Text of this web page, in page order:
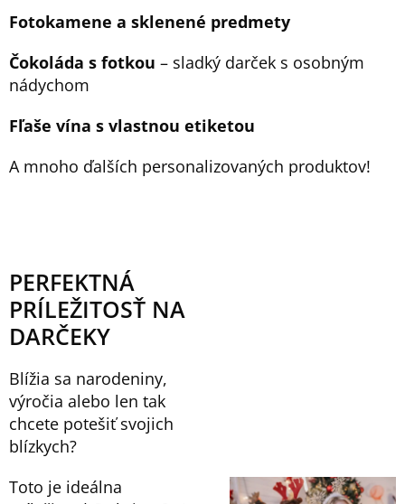
Fotokamene a sklenené predmety
Čokoláda s fotkou – sladký darček s osobným
nádychom
Fľaše vína s vlastnou etiketou
A mnoho ďalších personalizovaných produktov!
PERFEKTNÁ
PRÍLEŽITOSŤ NA
DARČEKY
Blížia sa narodeniny,
výročia alebo len tak
chcete potešiť svojich
blízkych?
Toto je ideálna